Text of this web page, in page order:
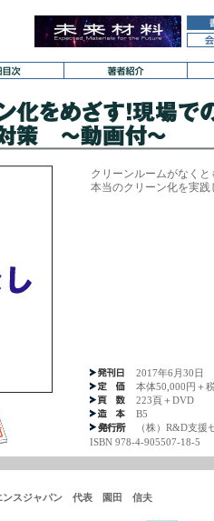
クリーンルームがなく
2017年6月30日
本体50,000円＋
223頁＋DVD
B5
（株）R&D支援
ISBN 978-4-905507-18-5
ンスジャパン 代表 園田 信夫